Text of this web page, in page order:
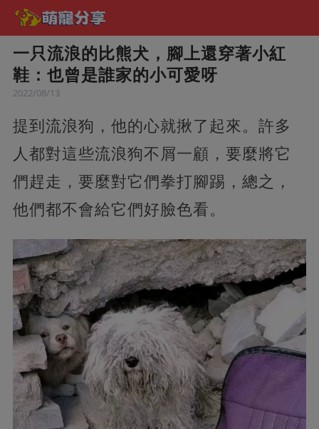
一只流浪的比熊犬，腳上還穿著小紅
鞋：也曾是誰家的小可愛呀
2022/08/13
提到流浪狗，他的心就揪了起來。許多
人都對這些流浪狗不屑一顧，要麼將它
們趕走，要麼對它們拳打腳踢，總之，
他們都不會給它們好臉色看。